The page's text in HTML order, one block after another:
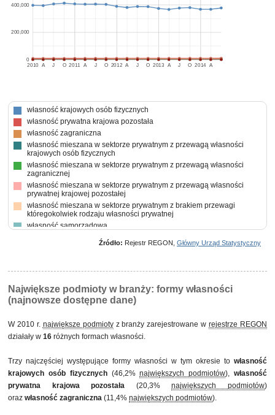
2010 2011 2012 2013 2014
A J O A J O A J O A J O A
0
200,000
400,000
własność krajowych osób fizycznych
własność prywatna krajowa pozostała
własność zagraniczna
własność mieszana w sektorze prywatnym z przewagą własności
krajowych osób fizycznych
własność mieszana w sektorze prywatnym z przewagą własności
zagranicznej
własność mieszana w sektorze prywatnym z przewagą własności
prywatnej krajowej pozostałej
własność mieszana w sektorze prywatnym z brakiem przewagi
któregokolwiek rodzaju własności prywatnej
własność samorządowa
własność mieszana między sektorami z przewagą własności sektora
prywatnego, w tym z przewagą własności krajowych osób fizycznych
Źródło: Rejestr REGON, Główny Urząd Statystyczny
Największe podmioty w branży: formy własności
(najnowsze dostępne dane)
W 2010 r. największe podmiotyz branży zarejestrowane wrejestrze REGON
działały w 16 różnych formach własności.
Trzy najczęściej występujące formy własności w tym okresie to własność
krajowych osób fizycznych(46,2%największych podmiotów),własność
prywatna krajowa pozostała (20,3%największych podmiotów)
oraz własność zagraniczna (11,4% największych podmiotów).